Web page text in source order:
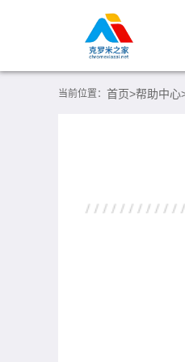
当前位置： 首页>帮助中心